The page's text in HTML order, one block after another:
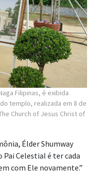
Filipinas, é exibida
templo, realizada em 8 de
Church of Jesus Christ of
Élder Shumway
Pai Celestial é ter cada
com Ele novamente.”